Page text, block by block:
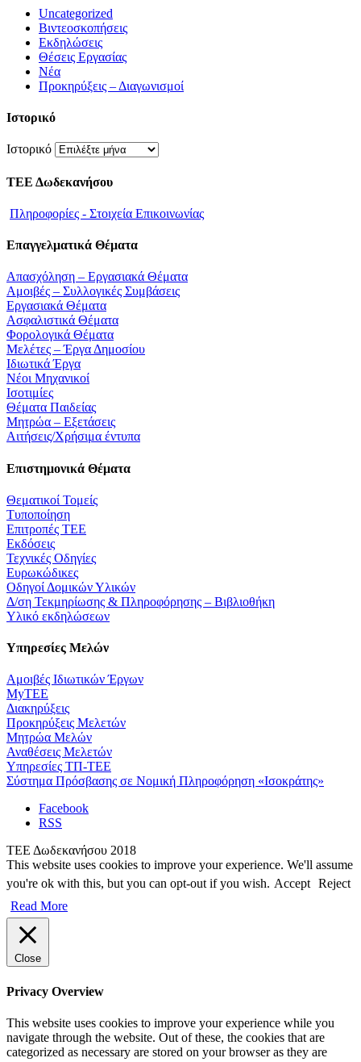
Uncategorized
Βιντεοσκοπήσεις
Εκδηλώσεις
Θέσεις Εργασίας
Νέα
Προκηρύξεις – Διαγωνισμοί
Ιστορικό
Ιστορικό
ΤΕΕ Δωδεκανήσου
Πληροφορίες - Στοιχεία Επικοινωνίας
Επαγγελματικά Θέματα
Απασχόληση – Εργασιακά Θέματα
Αμοιβές – Συλλογικές Συμβάσεις
Εργασιακά Θέματα
Ασφαλιστικά Θέματα
Φορολογικά Θέματα
Μελέτες – Έργα Δημοσίου
Ιδιωτικά Έργα
Νέοι Μηχανικοί
Ισοτιμίες
Θέματα Παιδείας
Μητρώα – Εξετάσεις
Αιτήσεις/Χρήσιμα έντυπα
Επιστημονικά Θέματα
Θεματικοί Τομείς
Τυποποίηση
Επιτροπές ΤΕΕ
Εκδόσεις
Τεχνικές Οδηγίες
Ευρωκώδικες
Οδηγοί Δομικών Υλικών
Δ/ση Τεκμηρίωσης & Πληροφόρησης – Βιβλιοθήκη
Υλικό εκδηλώσεων
Υπηρεσίες Μελών
Αμοιβές Ιδιωτικών Έργων
MyTEE
Διακηρύξεις
Προκηρύξεις Μελετών
Μητρώα Μελών
Αναθέσεις Μελετών
Υπηρεσίες ΤΠ-ΤΕΕ
Σύστημα Πρόσβασης σε Νομική Πληροφόρηση «Ισοκράτης»
Facebook
RSS
ΤΕΕ Δωδεκανήσου 2018
This website uses cookies to improve your experience. We'll assume
you're ok with this, but you can opt-out if you wish. Accept Reject
Read More
Close
Privacy Overview
This website uses cookies to improve your experience while you
navigate through the website. Out of these, the cookies that are
categorized as necessary are stored on your browser as they are